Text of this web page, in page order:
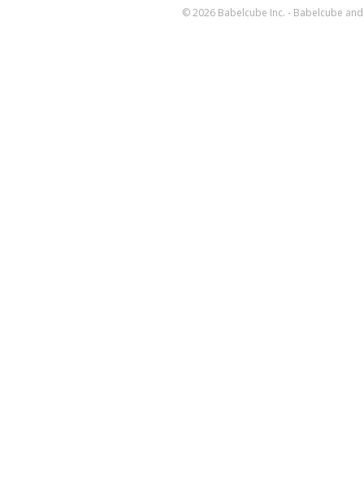
© 2026 Babelcube Inc. - Babelcube